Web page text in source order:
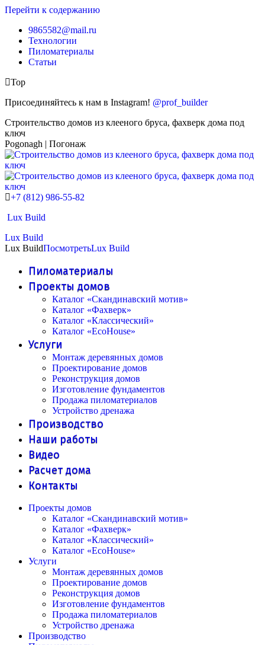
Перейти к содержанию
9865582@mail.ru
Технологии
Пиломатериалы
Статьи
Top
Присоединяйтесь к нам в Instagram! @prof_builder
Строительство домов из клееного бруса, фахверк дома под
ключ
Pogonagh | Погонаж
+7 (812) 986-55-82
Lux Build
Lux Build
Lux BuildПосмотретьLux Build
Пиломатериалы
Проекты домов
Каталог «Скандинавский мотив»
Каталог «Фахверк»
Каталог «Классический»
Каталог «EcoHouse»
Услуги
Монтаж деревянных домов
Проектирование домов
Реконструкция домов
Изготовление фундаментов
Продажа пиломатериалов
Устройство дренажа
Производство
Наши работы
Видео
Расчет дома
Контакты
Проекты домов
Каталог «Скандинавский мотив»
Каталог «Фахверк»
Каталог «Классический»
Каталог «EcoHouse»
Услуги
Монтаж деревянных домов
Проектирование домов
Реконструкция домов
Изготовление фундаментов
Продажа пиломатериалов
Устройство дренажа
Производство